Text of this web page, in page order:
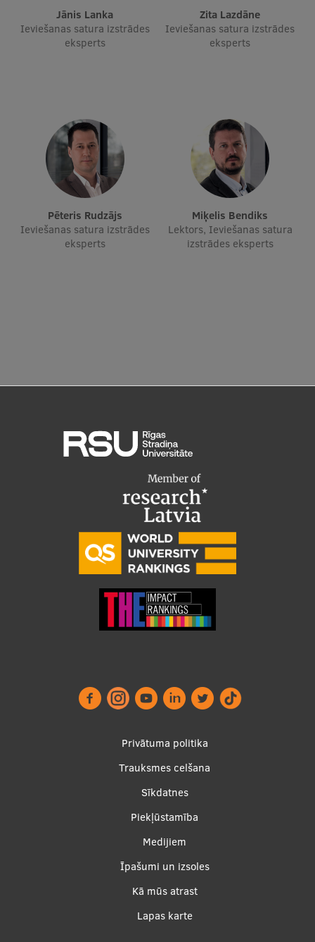
Ētikas un līdztiesības mācības
Atvērtā universitāte
ESF kvalifikācijas celšanas kursi
Pedagoģiskās izaugsmes centrs
Kvalifikācijas atbilstības pārbaude
Pētniecība
Pētniecības pakalpojumi
Zinātnieku brokastis
Vertikāli integrētie projekti
Zinātniskās konferences
Inovāciju centrs
Mobilitātes programmas
Starptautiskie sadarbības partneri
EURAXESS RSU kontaktpunkts
EATRIS koordinators Latvijā
Jānis Lanka
Ieviešanas satura izstrādes
eksperts
Zita Lazdāne
Ieviešanas satura izstrādes
eksperts
Pēteris Rudzājs
Ieviešanas satura izstrādes
eksperts
Miķelis Bendiks
Lektors, Ieviešanas satura
izstrādes eksperts
Privātuma politika
Trauksmes celšana
Sīkdatnes
Piekļūstamība
Medijiem
Īpašumi un izsoles
Kā mūs atrast
Lapas karte